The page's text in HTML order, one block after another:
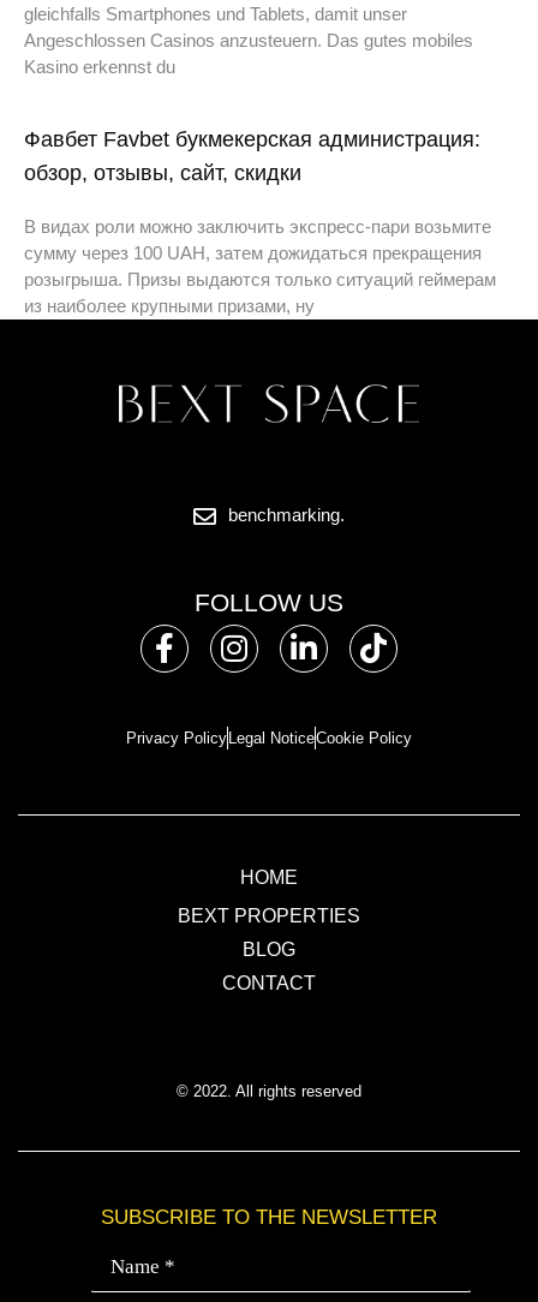
gleichfalls Smartphones und Tablets, damit unser
Angeschlossen Casinos anzusteuern. Das gutes mobiles
Kasino erkennst du
Фавбет Favbet букмекерская администрация:
обзор, отзывы, сайт, скидки
В видах роли можно заключить экспресс-пари возьмите
сумму через 100 UAH, затем дожидаться прекращения
розыгрыша. Призы выдаются только ситуаций геймерам
из наиболее крупными призами, ну
benchmarking.
FOLLOW US
Privacy PolicyLegal NoticeCookie Policy
HOME
BEXT PROPERTIES
BLOG
CONTACT
© 2022. All rights reserved
SUBSCRIBE TO THE NEWSLETTER